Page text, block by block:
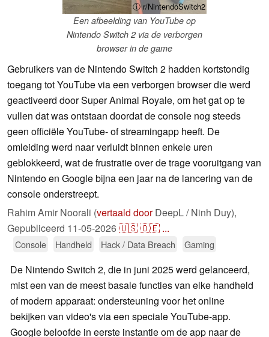
ⓘ r/NintendoSwitch2
Een afbeelding van YouTube op
Nintendo Switch 2 via de verborgen
browser in de game
Gebruikers van de Nintendo Switch 2 hadden kortstondig
toegang tot YouTube via een verborgen browser die werd
geactiveerd door Super Animal Royale, om het gat op te
vullen dat was ontstaan doordat de console nog steeds
geen officiële YouTube- of streamingapp heeft. De
omleiding werd naar verluidt binnen enkele uren
geblokkeerd, wat de frustratie over de trage vooruitgang van
Nintendo en Google bijna een jaar na de lancering van de
console onderstreept.
Rahim Amir Noorali (vertaald doorDeepL / Ninh Duy),
Gepubliceerd 11-05-2026🇺🇸🇩🇪 ...
Console Handheld Hack / Data Breach Gaming
De Nintendo Switch 2, die in juni 2025 werd gelanceerd,
mist een van de meest basale functies van elke handheld
of modern apparaat: ondersteuning voor het online
bekijken van video's via een speciale YouTube-app.
Google beloofde in eerste instantie om de app naar de